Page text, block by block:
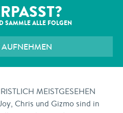
SAMMLE ALLE FOLGEN
AUFNEHMEN
MEISTGESEHEN
Chris und Gizmo sind in